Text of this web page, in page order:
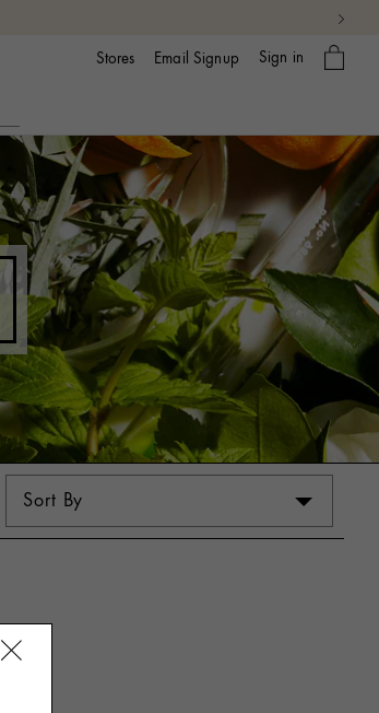
Stores Email Signup Sign in
My
bag
Sort By